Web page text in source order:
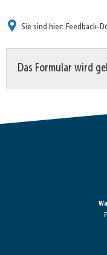
Sie sind hier: Feedback-
Das Formular wird